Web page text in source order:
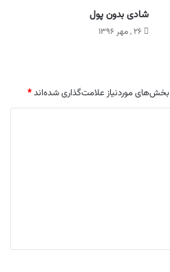
شادی بدون پول
۲۶ , مهر ۱۳۹۶
بخش‌های موردنیاز علامت‌گذاری شده‌اند*